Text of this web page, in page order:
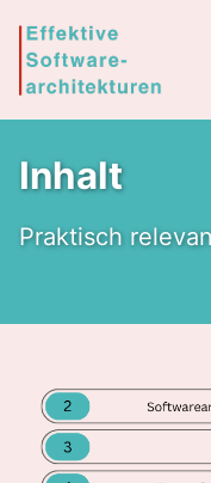
primary
navigation
content
footer
Inhalt
Praktisch